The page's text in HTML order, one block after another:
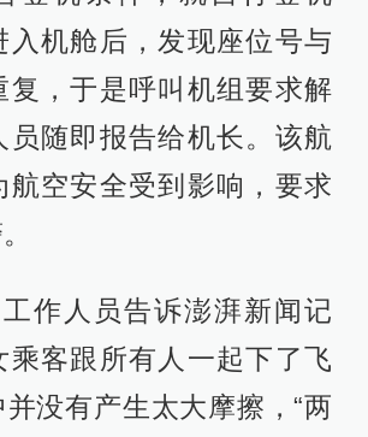
入机舱后，发现座位号与
复，于是呼叫机组要求解
员随即报告给机长。该航
航空安全受到影响，要求
人员告诉澎湃新闻记
乘客跟所有人一起下了飞
没有产生太大摩擦，“两